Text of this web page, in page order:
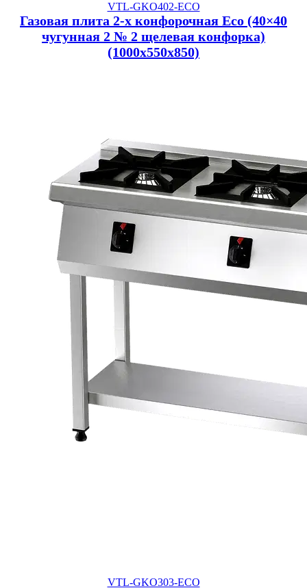
VTL-GKO402-ECO
Газовая плита 2-х конфорочная Eco (40×40
чугунная 2 № 2 щелевая конфорка)
(1000x550x850)
VTL-GKO303-ECO